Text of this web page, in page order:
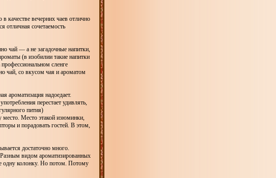
качестве вечерних чаев отлично
отличная сочетаемость
чай — а не загадочные напитки,
(в изобилии такие напитки
сленге
чай, со вкусом чая и ароматом
ароматизация надоедает.
перестает удивлять,
пития)
место. Место этакой изюминки,
и порадовать гостей. В этом,
достаточно много.
видом ароматизированных
одну колонку. Но потом. Потому